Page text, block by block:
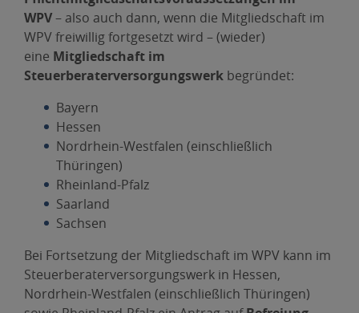
WPV– also auch dann, wenn die Mitgliedschaft im
WPV freiwillig fortgesetzt wird – (wieder)
eine Mitgliedschaft im
Steuerberaterversorgungswerk begründet:
Bayern
Hessen
Nordrhein-Westfalen (einschließlich
Thüringen)
Rheinland-Pfalz
Saarland
Sachsen
Bei Fortsetzung der Mitgliedschaft im WPV kann im
Steuerberaterversorgungswerk in Hessen,
Nordrhein-Westfalen (einschließlich Thüringen)